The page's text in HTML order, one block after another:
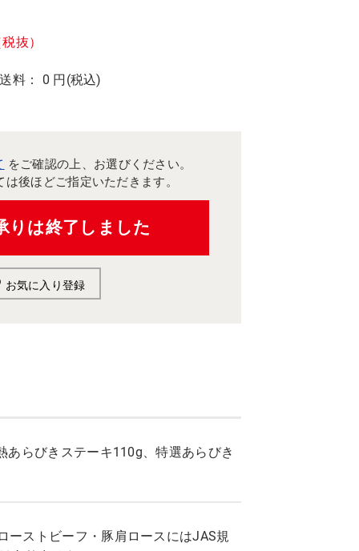
税抜）
料： 0 円(税込)
をご確認の上、お選びください。
後ほどご指定いただきます。
りは終了しました
お気に入り登録
らびきステーキ110g、特選あらびき
ストビーフ・豚肩ロースにはJAS規